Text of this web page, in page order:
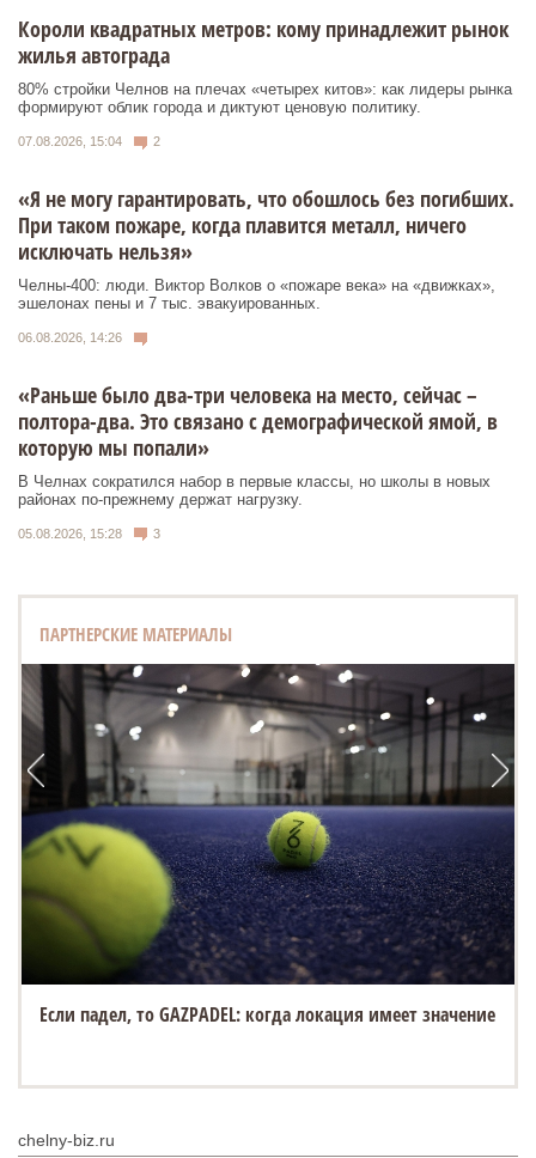
Короли квадратных метров: кому принадлежит рынок
жилья автограда
80% стройки Челнов на плечах «четырех китов»: как лидеры рынка
формируют облик города и диктуют ценовую политику.
07.08.2026, 15:04 2
«Я не могу гарантировать, что обошлось без погибших.
При таком пожаре, когда плавится металл, ничего
исключать нельзя»
Челны-400: люди. Виктор Волков о «пожаре века» на «движках»,
эшелонах пены и 7 тыс. эвакуированных.
06.08.2026, 14:26
«Раньше было два-три человека на место, сейчас –
полтора-два. Это связано с демографической ямой, в
которую мы попали»
В Челнах сократился набор в первые классы, но школы в новых
районах по-прежнему держат нагрузку.
05.08.2026, 15:28 3
ПАРТНЕРСКИЕ МАТЕРИАЛЫ
Если падел, то GAZPADEL: когда локация имеет значение
chelny-biz.ru